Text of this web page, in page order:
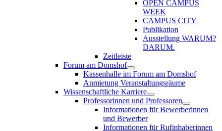
OPEN CAMPUS
WEEK
CAMPUS CITY
Publikation
Ausstellung WARUM?
DARUM.
Zeitleiste
Forum am Domshof
Kassenhalle im Forum am Domshof
Anmietung Veranstaltungsräume
Wissenschaftliche Karriere
Professorinnen und Professoren
Informationen für Bewerberinnen
und Bewerber
Informationen für Rufinhaberinnen